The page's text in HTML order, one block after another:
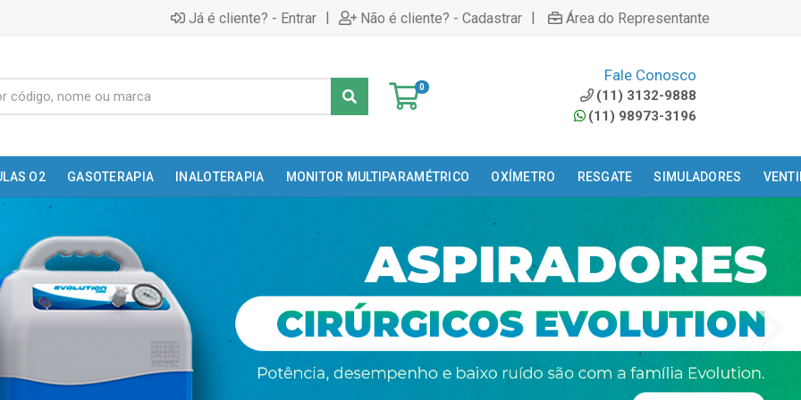
Já é cliente? - Entrar | Não é cliente? - Cadastrar | Área do Representante
0
Fale Conosco
(11) 3132-9888
(11) 98973-3196
O2 GASOTERAPIA INALOTERAPIA MONITOR MULTIPARAMÉTRICO OXÍMETRO RESGATE SIMULADORES